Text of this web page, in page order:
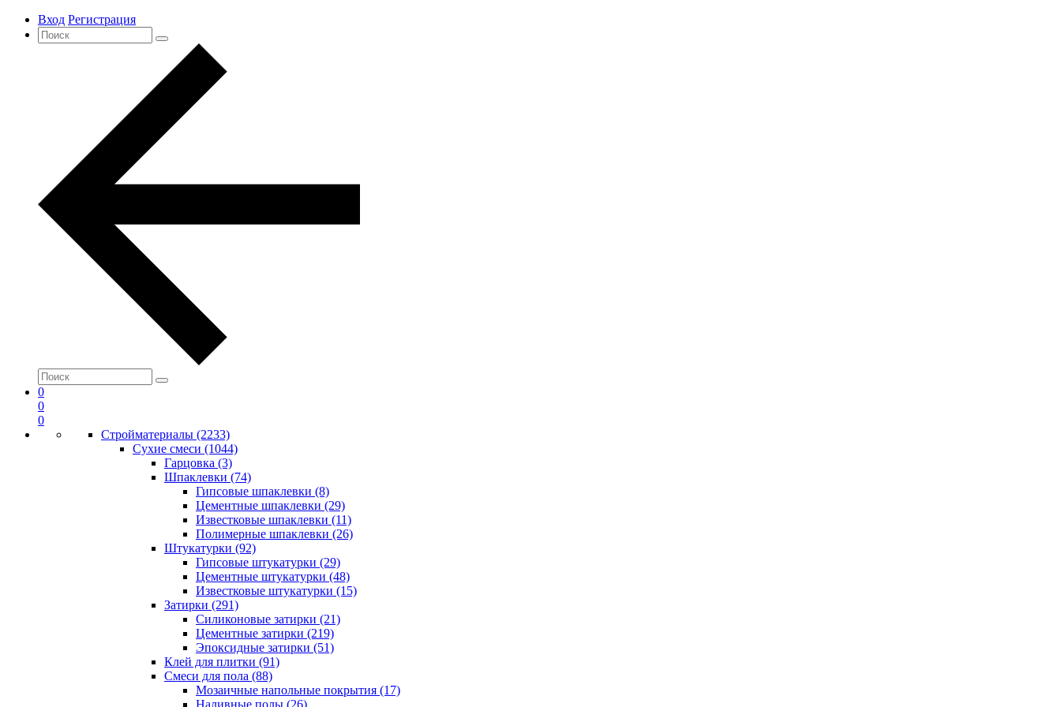
Вход Регистрация
0
0
0
Стройматериалы (2233)
Сухие смеси (1044)
Гарцовка (3)
Шпаклевки (74)
Гипсовые шпаклевки (8)
Цементные шпаклевки (29)
Известковые шпаклевки (11)
Полимерные шпаклевки (26)
Штукатурки (92)
Гипсовые штукатурки (29)
Цементные штукатурки (48)
Известковые штукатурки (15)
Затирки (291)
Силиконовые затирки (21)
Цементные затирки (219)
Эпоксидные затирки (51)
Клей для плитки (91)
Смеси для пола (88)
Мозаичные напольные покрытия (17)
Наливные полы (26)